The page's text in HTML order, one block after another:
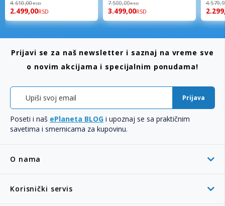
4.610,00RSD
2.499,00RSD
7.500,00RSD
3.499,00RSD
O nama
Korisnički servis
Prijavi se za naš newsletter i saznaj na vreme sve
o novim akcijama i specijalnim ponudama!
Prijava
Poseti i naš ePlaneta BLOG i upoznaj se sa praktičnim
savetima i smernicama za kupovinu.